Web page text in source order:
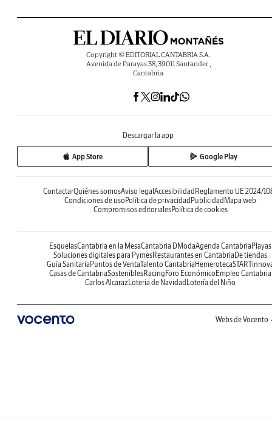
Copyright © EDITORIAL CANTABRIA S.A.
Avenida de Parayas 38, 39011 Santander ,
Cantabria
Descargar la app
App Store Google Play
ContactarQuiénes somosAviso legal Accesibilidad Reglamento UE 2024/
Condiciones de uso Política de privacidad Publicidad Mapa web
Compromisos editorialesPolítica de cookies
EsquelasCantabria en la MesaCantabria DModaAgenda Cantabria Playas
Soluciones digitales para PymesRestaurantes en Cantabria De tiendas
Guía Sanitaria Puntos de VentaTalento Cantabria Hemeroteca
Casas de CantabriaSosteniblesRacing Foro Económico Empleo Cantabria
Carlos AlcarazLotería de Navidad Lotería del Niño
Webs de Vocento